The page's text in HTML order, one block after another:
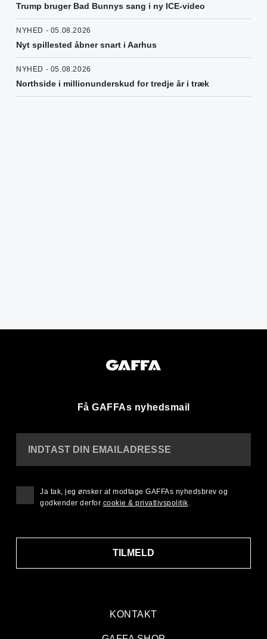
Trump bruger Bad Bunnys sang i ny ICE-video
NYHED - 05.08.2026
Nyt spillested åbner snart i Aarhus
NYHED - 05.08.2026
Northside i millionunderskud for tredje år i træk
Få GAFFAs nyhedsmail
KONTAKT
INDTAST DIN EMAILADRESSE
TILMELD
Ja tak, jeg ønsker at modtage GAFFAs nyhedsbrev og
godkender derfor cookie & privatlivspolitik.